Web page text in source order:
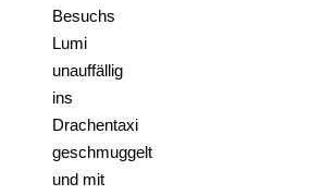
Besuchs
Lumi
unauffällig
ins
Drachentaxi
geschmuggelt
und mit